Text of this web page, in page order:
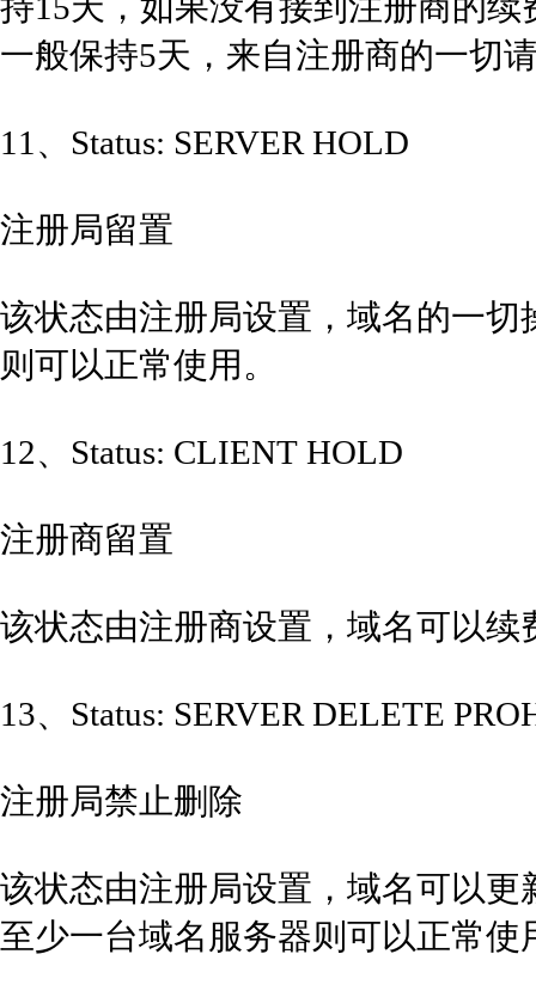
一般保持5天，来自注册商的一切
11、Status: SERVER HOLD
注册局留置
该状态由注册局设置，域名的一
则可以正常使用。
12、Status: CLIENT HOLD
注册商留置
该状态由注册商设置，域名可以
13、Status: SERVER DELETE
注册局禁止删除
该状态由注册局设置，域名可以
至少一台域名服务器则可以正常